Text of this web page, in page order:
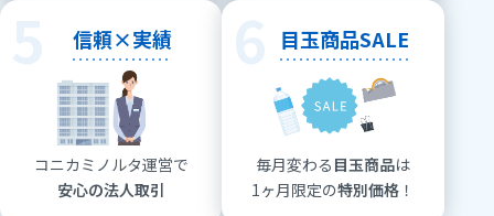
信頼×実績
コニカミノルタ運営で
安心の法人取引
目玉商品SALE
毎月変わる 目玉商品は
1ヶ月限定の特別価格 ！